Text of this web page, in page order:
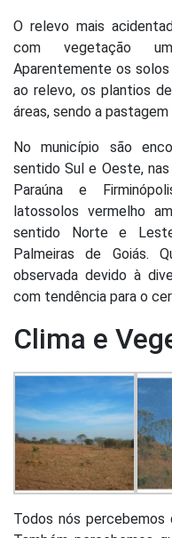
O relevo mais
com vegetação
Aparentemente os
ao relevo, os plantios
áreas, sendo a
No município são
sentido Sul e Oeste,
Paraúna e
latossolos vermelho
sentido Norte e
Palmeiras de Goiás.
observada devido à
com tendência para o
Clima e
Todos nós